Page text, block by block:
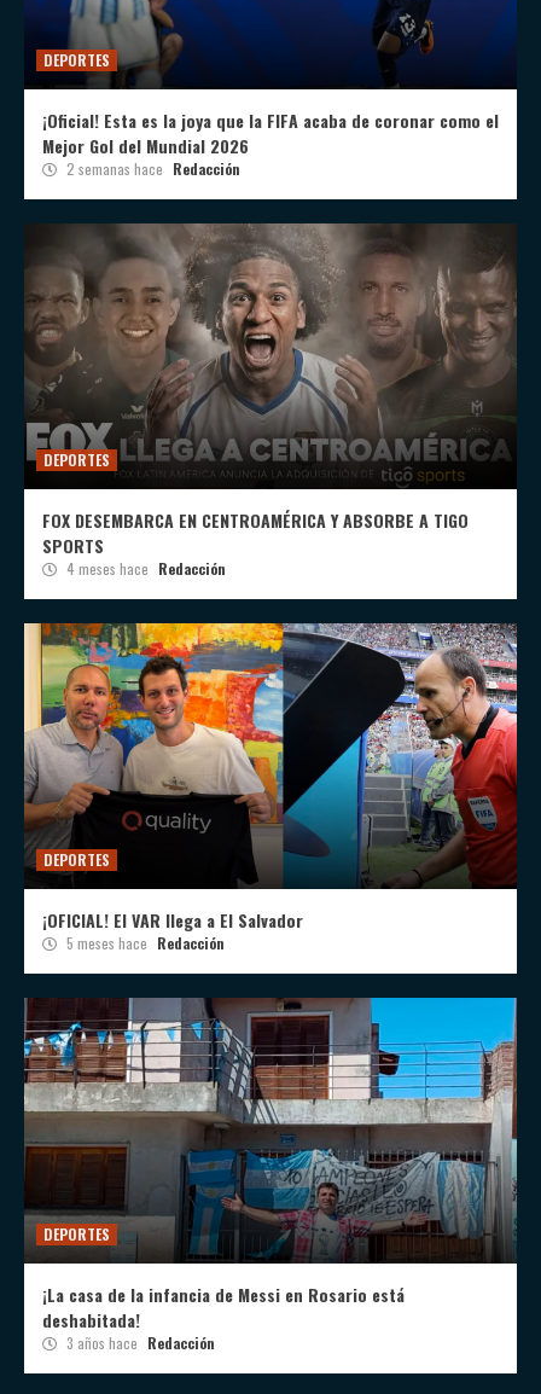
DEPORTES
¡Oficial! Esta es la joya que la FIFA acaba de coronar como el
Mejor Gol del Mundial 2026
2 semanas hace Redacción
DEPORTES
FOX DESEMBARCA EN CENTROAMÉRICA Y ABSORBE A TIGO
SPORTS
4 meses hace Redacción
DEPORTES
¡OFICIAL! El VAR llega a El Salvador
5 meses hace Redacción
DEPORTES
¡La casa de la infancia de Messi en Rosario está
deshabitada!
3 años hace Redacción